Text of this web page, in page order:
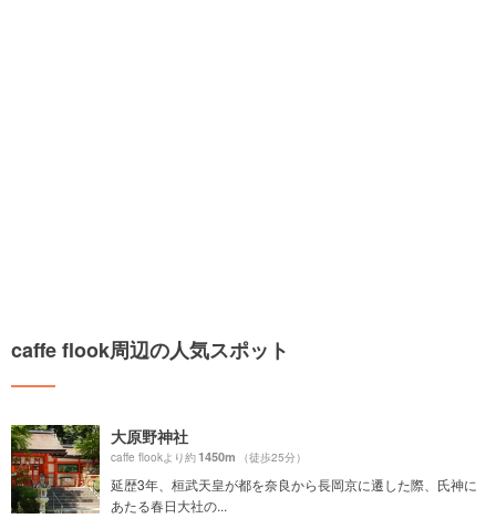
caffe flook周辺の人気スポット
大原野神社
caffe flookより約1450m （徒歩25分）
延歴3年、桓武天皇が都を奈良から長岡京に遷した際、氏神に
あたる春日大社の...